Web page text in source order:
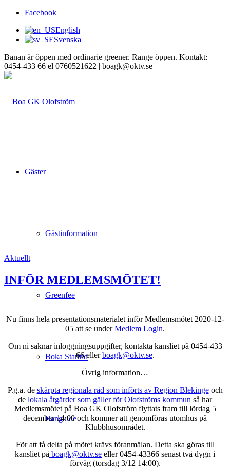
Facebook
English
Svenska
Banan är öppen med ordinarie greener. Range öppen. Kontakt:
0454-433 66 el 0760521622 | boagk@oktv.se
Gäster
Gästinformation
Greenfee
Boka Starttid
Banguide
Aktuellt
INFÖR MEDLEMSMÖTET!
Nu finns hela presentationsmaterialet inför Medlemsmötet 2020-12-
05 att se underMedlem Login.
Om ni saknar inloggningsuppgifter, kontakta kansliet på 0454-433
66 ellerboagk@oktv.se.
Övrig information…
P.g.a. de skärpta regionala råd som införts av Region Blekingeoch
de lokala åtgärder som gäller för Olofströms kommun så har
Medlemsmötet på Boa GK Olofström flyttats fram till lördag 5
december 14:00 och kommer att genomföras utomhus på
Klubbhusområdet.
För att få delta på mötet krävs föranmälan. Detta ska göras till
kansliet på boagk@oktv.se eller 0454-43366 senast två dygn i
förväg (torsdag 3/12 14:00).